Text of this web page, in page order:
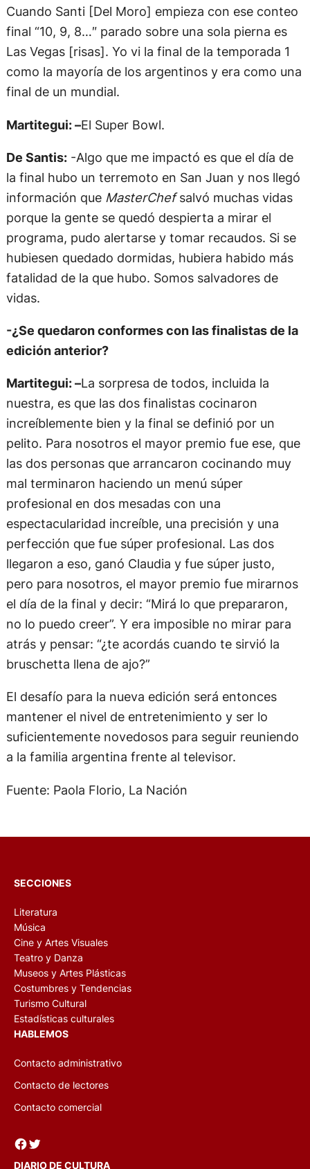
Cuando Santi [Del Moro] empieza con ese conteo
final “10, 9, 8…″ parado sobre una sola pierna es
Las Vegas [risas]. Yo vi la final de la temporada 1
como la mayoría de los argentinos y era como una
final de un mundial.
Martitegui: –El Super Bowl.
De Santis:-Algo que me impactó es que el día de
la final hubo un terremoto en San Juan y nos llegó
información que MasterChefsalvó muchas vidas
porque la gente se quedó despierta a mirar el
programa, pudo alertarse y tomar recaudos. Si se
hubiesen quedado dormidas, hubiera habido más
fatalidad de la que hubo. Somos salvadores de
vidas.
-¿Se quedaron conformes con las finalistas de la
edición anterior?
Martitegui: –La sorpresa de todos, incluida la
nuestra, es que las dos finalistas cocinaron
increíblemente bien y la final se definió por un
pelito. Para nosotros el mayor premio fue ese, que
las dos personas que arrancaron cocinando muy
mal terminaron haciendo un menú súper
profesional en dos mesadas con una
espectacularidad increíble, una precisión y una
perfección que fue súper profesional. Las dos
llegaron a eso, ganó Claudia y fue súper justo,
pero para nosotros, el mayor premio fue mirarnos
el día de la final y decir: “Mirá lo que prepararon,
no lo puedo creer”. Y era imposible no mirar para
atrás y pensar: “¿te acordás cuando te sirvió la
bruschetta llena de ajo?”
El desafío para la nueva edición será entonces
mantener el nivel de entretenimiento y ser lo
suficientemente novedosos para seguir reuniendo
a la familia argentina frente al televisor.
Fuente: Paola Florio, La Nación
SECCIONES
Literatura
Música
Cine y Artes Visuales
Teatro y Danza
Museos y Artes Plásticas
Costumbres y Tendencias
Turismo Cultural
Estadísticas culturales
HABLEMOS
Contacto administrativo
Contacto de lectores
Contacto comercial
Facebook Twitter
DIARIO DE CULTURA